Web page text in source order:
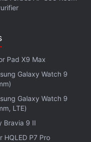
एंगल कैमरे और Visual-
पहचानकर कोऑर्डिनेटेड
Pad X9 Max
Galaxy Watch 9
Galaxy Watch 9
LTE)
Bravia 9 II
HQLED P7 Pro